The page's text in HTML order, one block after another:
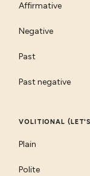
Affirmative
Negative
Past
Past negative
VOLITIONAL
Plain
Polite